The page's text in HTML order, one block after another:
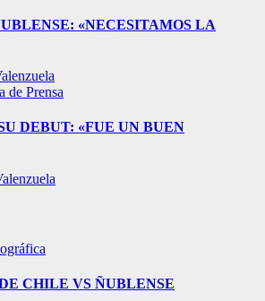
«NECESITAMOS LA
de Prensa
DEBUT: «FUE UN BUEN
CHILE VS ÑUBLENSE